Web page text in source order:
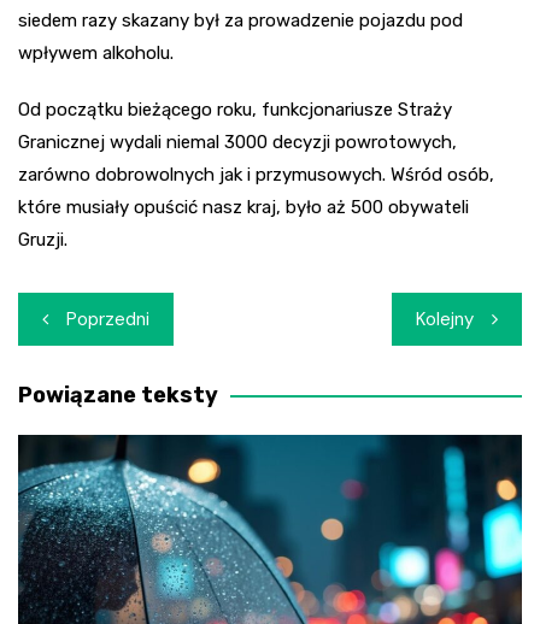
siedem razy skazany był za prowadzenie pojazdu pod
wpływem alkoholu.
Od początku bieżącego roku, funkcjonariusze Straży
Granicznej wydali niemal 3000 decyzji powrotowych,
zarówno dobrowolnych jak i przymusowych. Wśród osób,
które musiały opuścić nasz kraj, było aż 500 obywateli
Gruzji.
Nawigacja
wpisu
Poprzedni Kolejny
Powiązane teksty